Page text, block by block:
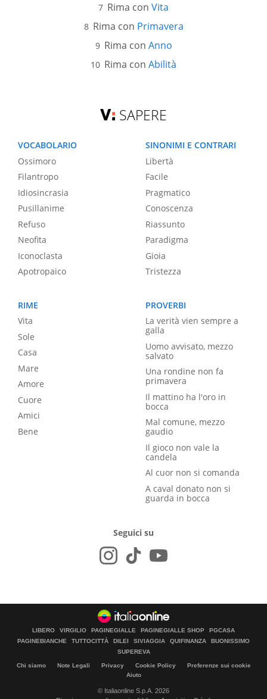
Rima con Vita
Rima con Primavera
Rima con Anno
Rima con Abilità
SAPERE
VOCABOLARIO
Ossimoro
Filantropo
Idiosincrasia
Pusillanime
Refuso
Neofita
Iconoclasta
Apotropaico
SINONIMI E CONTRARI
Libertà
Facile
Pragmatico
Conoscenza
Riassunto
Paradigma
Gioia
Tristezza
RIME
Vita
Sole
Casa
Mare
Amore
Cuore
Amici
Bene
PROVERBI
La verità vien sempre a
galla
Uomo avvisato, mezzo
salvato
Una rondine non fa
primavera
Il mattino ha l'oro in
bocca
Mal comune, mezzo
gaudio
Il gioco non vale la
candela
Al cuor non si comanda
A caval donato non si
guarda in bocca
Seguici su
LIBERO VIRGILIO PAGINEGIALLE PAGINEGIALLE SHOP
PGCASA
PAGINEBIANCHE
TUTTOCITTÀ DILEI SIVIAGGIA QUIFINANZA
BUONISSIMO
SUPEREVA
Chi siamo Note Legali Privacy Cookie Policy
Preferenze sui cookie
Aiuto
© Italiaonline S.p.A. 2026